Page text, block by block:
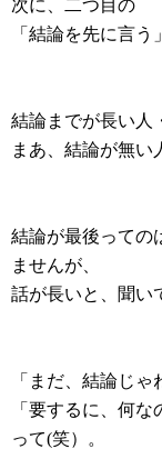
次に、二つ目の
「結論を先に言う
結論までが長い人
まあ、結論が無い
結論が最後っての
ませんが、
話が長いと、聞い
「まだ、結論じゃ
「要するに、何な
って(笑）。